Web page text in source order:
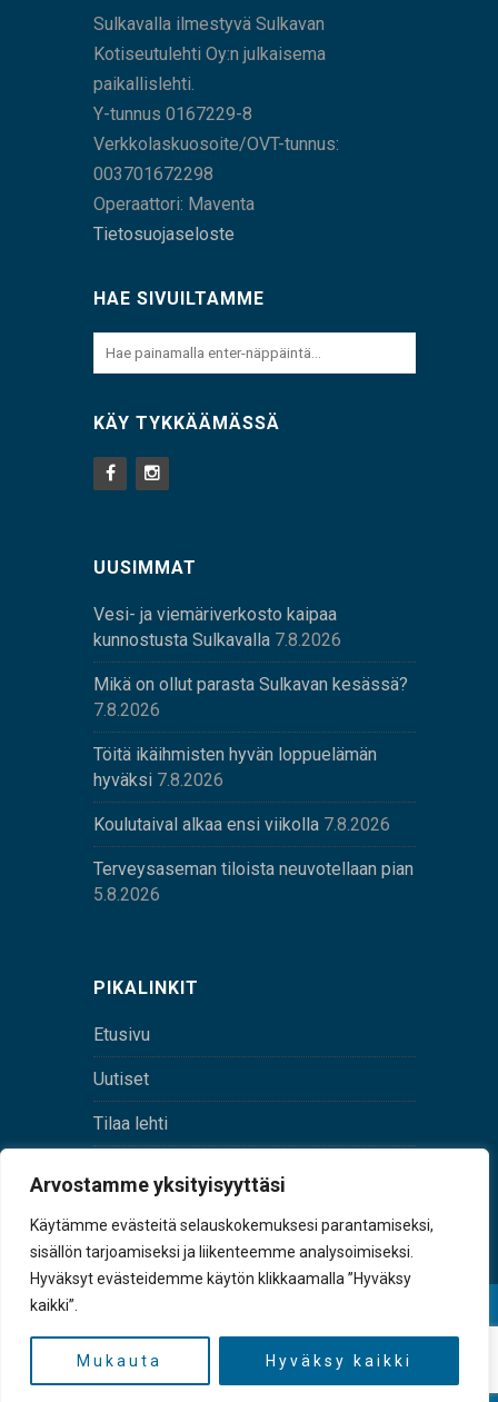
Arvostamme yksityisyyttäsi
Käytämme evästeitä selauskokemuksesi parantamiseksi,
sisällön tarjoamiseksi ja liikenteemme analysoimiseksi.
Hyväksyt evästeidemme käytön klikkaamalla ”Hyväksy
kaikki”.
Mukauta Hyväksy kaikki
Sulkavalla ilmestyvä Sulkavan
Kotiseutulehti Oy:n julkaisema
paikallislehti.
Y-tunnus 0167229-8
Verkkolaskuosoite/OVT-tunnus:
003701672298
Operaattori: Maventa
Tietosuojaseloste
HAE SIVUILTAMME
KÄY TYKKÄÄMÄSSÄ
UUSIMMAT
Vesi- ja viemäriverkosto kaipaa
kunnostusta Sulkavalla 7.8.2026
Mikä on ollut parasta Sulkavan kesässä?
7.8.2026
Töitä ikäihmisten hyvän loppuelämän
hyväksi 7.8.2026
Koulutaival alkaa ensi viikolla 7.8.2026
Terveysaseman tiloista neuvotellaan pian
5.8.2026
PIKALINKIT
Etusivu
Uutiset
Tilaa lehti
tunnus 0167229-8
TAKAISIN YLÖS